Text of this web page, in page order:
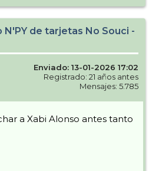
N'PY de tarjetas No Souci -
Enviado: 13-01-2026 17:02
Registrado: 21 años antes
Mensajes: 5.785
a Xabi Alonso antes tanto